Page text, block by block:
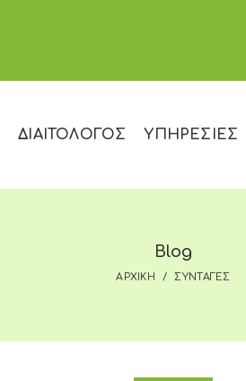
ΔΙΑΙΤΟΛΟΓΟΣ ΥΠΗΡΕΣΙΕΣ
Blog
ΑΡΧΙΚΗ ΣΥΝΤΑΓΕΣ